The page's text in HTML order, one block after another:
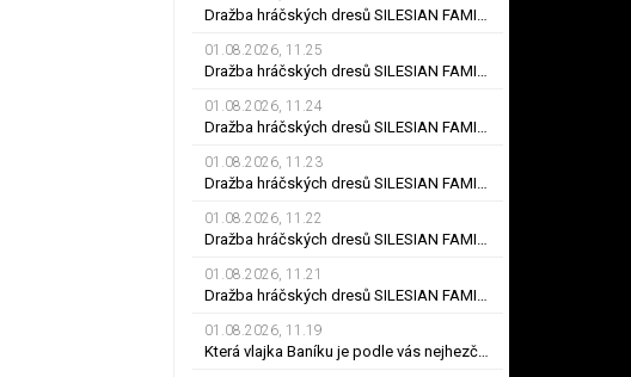
Dražba hráčských dresů SILESIAN FAMILY - #22
01.08.2026, 11.25
Dražba hráčských dresů SILESIAN FAMILY - #6
01.08.2026, 11.24
Dražba hráčských dresů SILESIAN FAMILY - #21 Jiří KLÍMA
01.08.2026, 11.23
Dražba hráčských dresů SILESIAN FAMILY - #19 Dyjan Carlos de AZEVEDO
01.08.2026, 11.22
Dražba hráčských dresů SILESIAN FAMILY - #5 Adam JÁNOŠ
01.08.2026, 11.21
Dražba hráčských dresů SILESIAN FAMILY - #1 Viktor BUDÍNSKÝ
01.08.2026, 11.19
Která vlajka Baníku je podle vás nejhezčí ?